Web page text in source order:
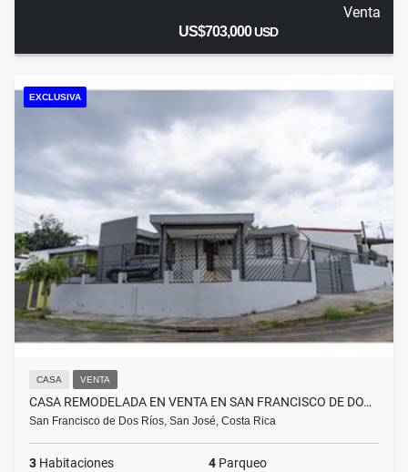
Venta
US$703,000USD
EXCLUSIVA
CASA VENTA
CASA REMODELADA EN VENTA EN SAN FRANCISCO DE DO…
San Francisco de Dos Ríos, San José, Costa Rica
3 Habitaciones 4 Parqueo